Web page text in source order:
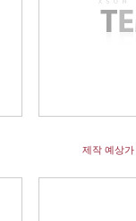
제작 예상가